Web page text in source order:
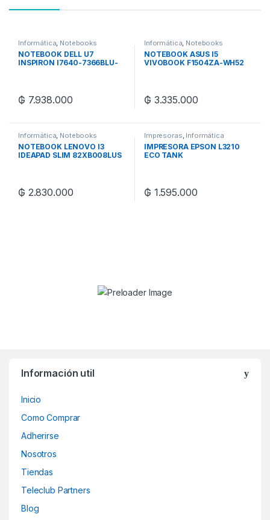
Informática, Notebooks
NOTEBOOK DELL U7
INSPIRON I7640-7366BLU-
₲ 7.938.000
Informática, Notebooks
NOTEBOOK ASUS I5
VIVOBOOK F1504ZA-WH52
₲ 3.335.000
Informática, Notebooks
NOTEBOOK LENOVO I3
IDEAPAD SLIM 82XB008LUS
₲ 2.830.000
Impresoras, Informática
IMPRESORA EPSON L3210
ECO TANK
₲ 1.595.000
Información util
Inicio
Como Comprar
Adherirse
Nosotros
Tiendas
Teleclub Partners
Blog